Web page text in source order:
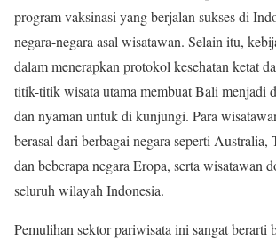
program vaksinasi yang berjalan sukses di
negara-negara asal wisatawan. Selain itu,
dalam menerapkan protokol kesehatan ketat
titik-titik wisata utama membuat Bali menjadi
dan nyaman untuk di kunjungi. Para
berasal dari berbagai negara seperti Australia,
dan beberapa negara Eropa, serta wisatawan
seluruh wilayah Indonesia.
Pemulihan sektor pariwisata ini sangat berarti